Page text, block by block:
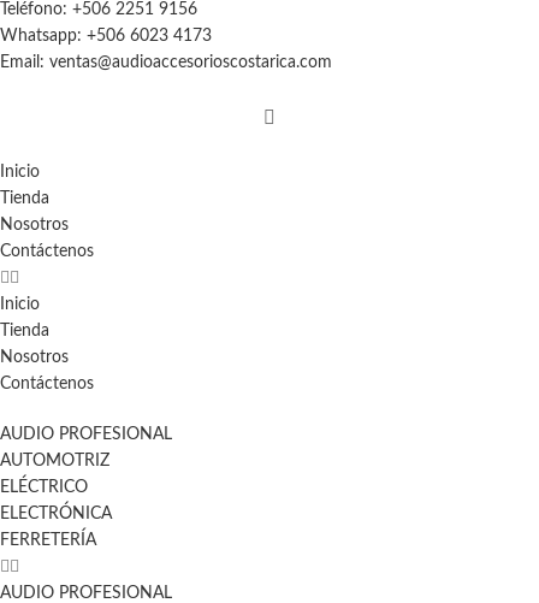
Teléfono: +506 2251 9156
Whatsapp: +506 6023 4173
Email: ventas@audioaccesorioscostarica.com
Inicio
Tienda
Nosotros
Contáctenos
Inicio
Tienda
Nosotros
Contáctenos
AUDIO PROFESIONAL
AUTOMOTRIZ
ELÉCTRICO
ELECTRÓNICA
FERRETERÍA
AUDIO PROFESIONAL